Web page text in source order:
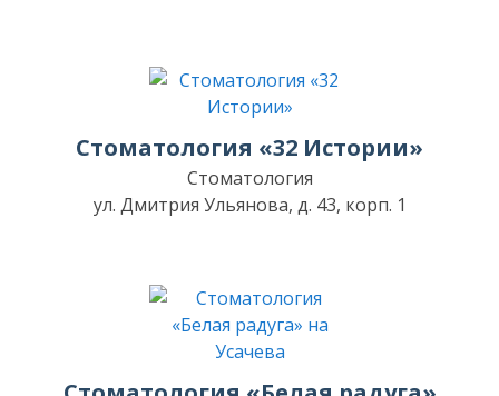
Стоматология «32 Истории»
Стоматология
ул. Дмитрия Ульянова, д. 43, корп. 1